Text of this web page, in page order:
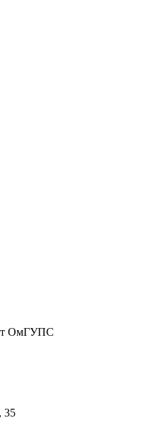
ОмГУПС
35